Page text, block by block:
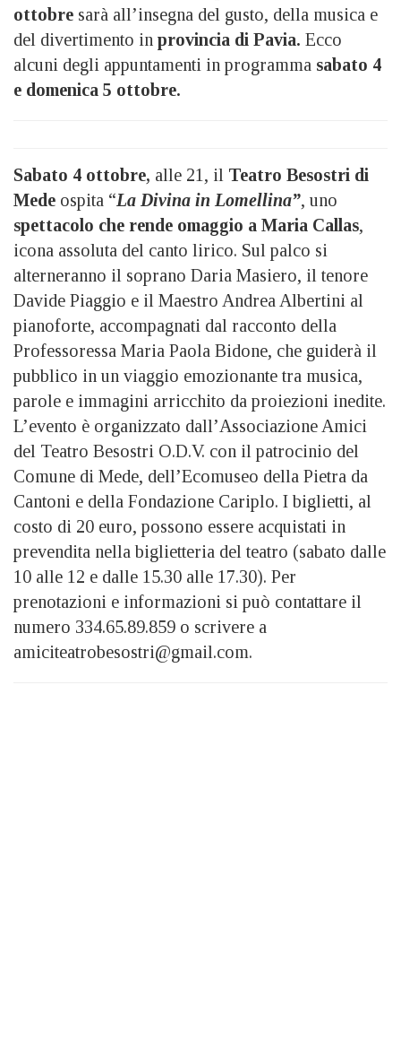
ottobre sarà all’insegna del gusto, della musica e
del divertimento in provincia di Pavia. Ecco
alcuni degli appuntamenti in programma sabato 4
e domenica 5 ottobre.
Sabato 4 ottobre, alle 21, il Teatro Besostri di
Mede ospita “La Divina in Lomellina”, uno
spettacolo che rende omaggio a Maria Callas,
icona assoluta del canto lirico. Sul palco si
alterneranno il soprano Daria Masiero, il tenore
Davide Piaggio e il Maestro Andrea Albertini al
pianoforte, accompagnati dal racconto della
Professoressa Maria Paola Bidone, che guiderà il
pubblico in un viaggio emozionante tra musica,
parole e immagini arricchito da proiezioni inedite.
L’evento è organizzato dall’Associazione Amici
del Teatro Besostri O.D.V. con il patrocinio del
Comune di Mede, dell’Ecomuseo della Pietra da
Cantoni e della Fondazione Cariplo. I biglietti, al
costo di 20 euro, possono essere acquistati in
prevendita nella biglietteria del teatro (sabato dalle
10 alle 12 e dalle 15.30 alle 17.30). Per
prenotazioni e informazioni si può contattare il
numero 334.65.89.859 o scrivere a
amiciteatrobesostri@gmail.com.